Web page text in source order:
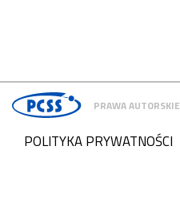
PRAWA AUTORSKIE
POLITYKA PRYWATNOŚCI